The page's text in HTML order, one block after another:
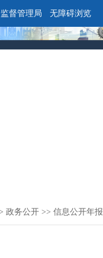
督管理局 无障碍浏览
政务公开>> 信息公开年报